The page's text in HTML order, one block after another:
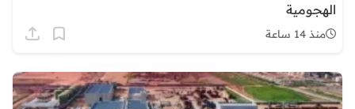
الهجومية
منذ 14 ساعة